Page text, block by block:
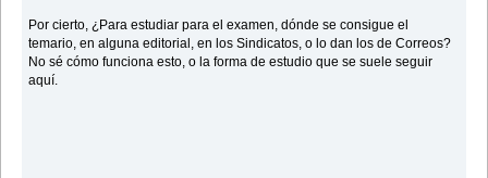
Por cierto, ¿Para estudiar para el examen, dónde se consigue el
temario, en alguna editorial, en los Sindicatos, o lo dan los de Correos?
No sé cómo funciona esto, o la forma de estudio que se suele seguir
aquí.